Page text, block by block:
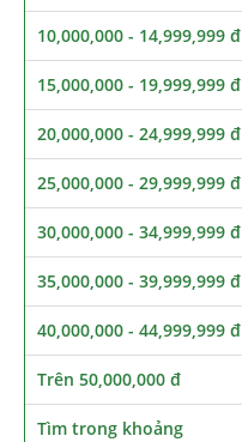
10,000,000 - 14,999,999 đ
15,000,000 - 19,999,999 đ
20,000,000 - 24,999,999 đ
25,000,000 - 29,999,999 đ
30,000,000 - 34,999,999 đ
35,000,000 - 39,999,999 đ
40,000,000 - 44,999,999 đ
Trên 50,000,000 đ
Tìm trong khoảng